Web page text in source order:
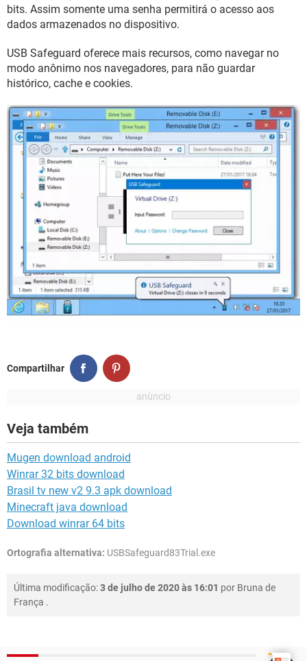
GUIA DE COMPRAS
bits. Assim somente uma senha permitirá o acesso aos
dados armazenados no dispositivo.
USB Safeguard oferece mais recursos, como navegar no
modo anônimo nos navegadores, para não guardar
histórico, cache e cookies.
Compartilhar
Veja também
Mugen download android
Winrar 32 bits download
Brasil tv new v2 9.3 apk download
Minecraft java download
Download winrar 64 bits
Ortografia alternativa: USBSafeguard83Trial.exe
Última modificação:3 de julho de 2020 às 16:01 por Bruna de
França .